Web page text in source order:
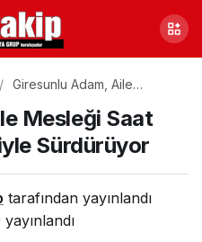
Giresunlu Adam, Aile
Özveriyle Sürdürüyor
Mesleği Saat
Sürdürüyor
tarafından yayınlandı
yayınlandı
Paylaş